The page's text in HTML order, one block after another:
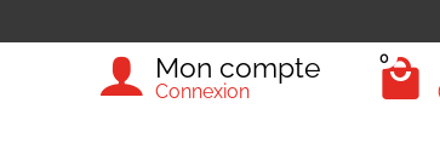
Mon compte
Connexion
0